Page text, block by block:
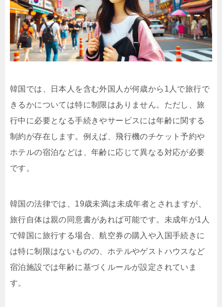
韓国では、日本人を含む外国人が何歳から1人で旅行で
きるかについては特に制限はありません。ただし、旅
行中に必要となる手続きやサービスには年齢に関する
制約が存在します。例えば、飛行機のチケット予約や
ホテルの宿泊などは、年齢に応じて異なる対応が必要
です。
韓国の法律では、19歳未満は未成年者とされますが、
旅行自体は親の同意書があれば可能です。未成年が1人
で韓国に旅行する場合、航空券の購入や入国手続きに
は特に制限はないものの、ホテルやゲストハウスなど
宿泊施設では年齢に基づくルールが設定されていま
す。